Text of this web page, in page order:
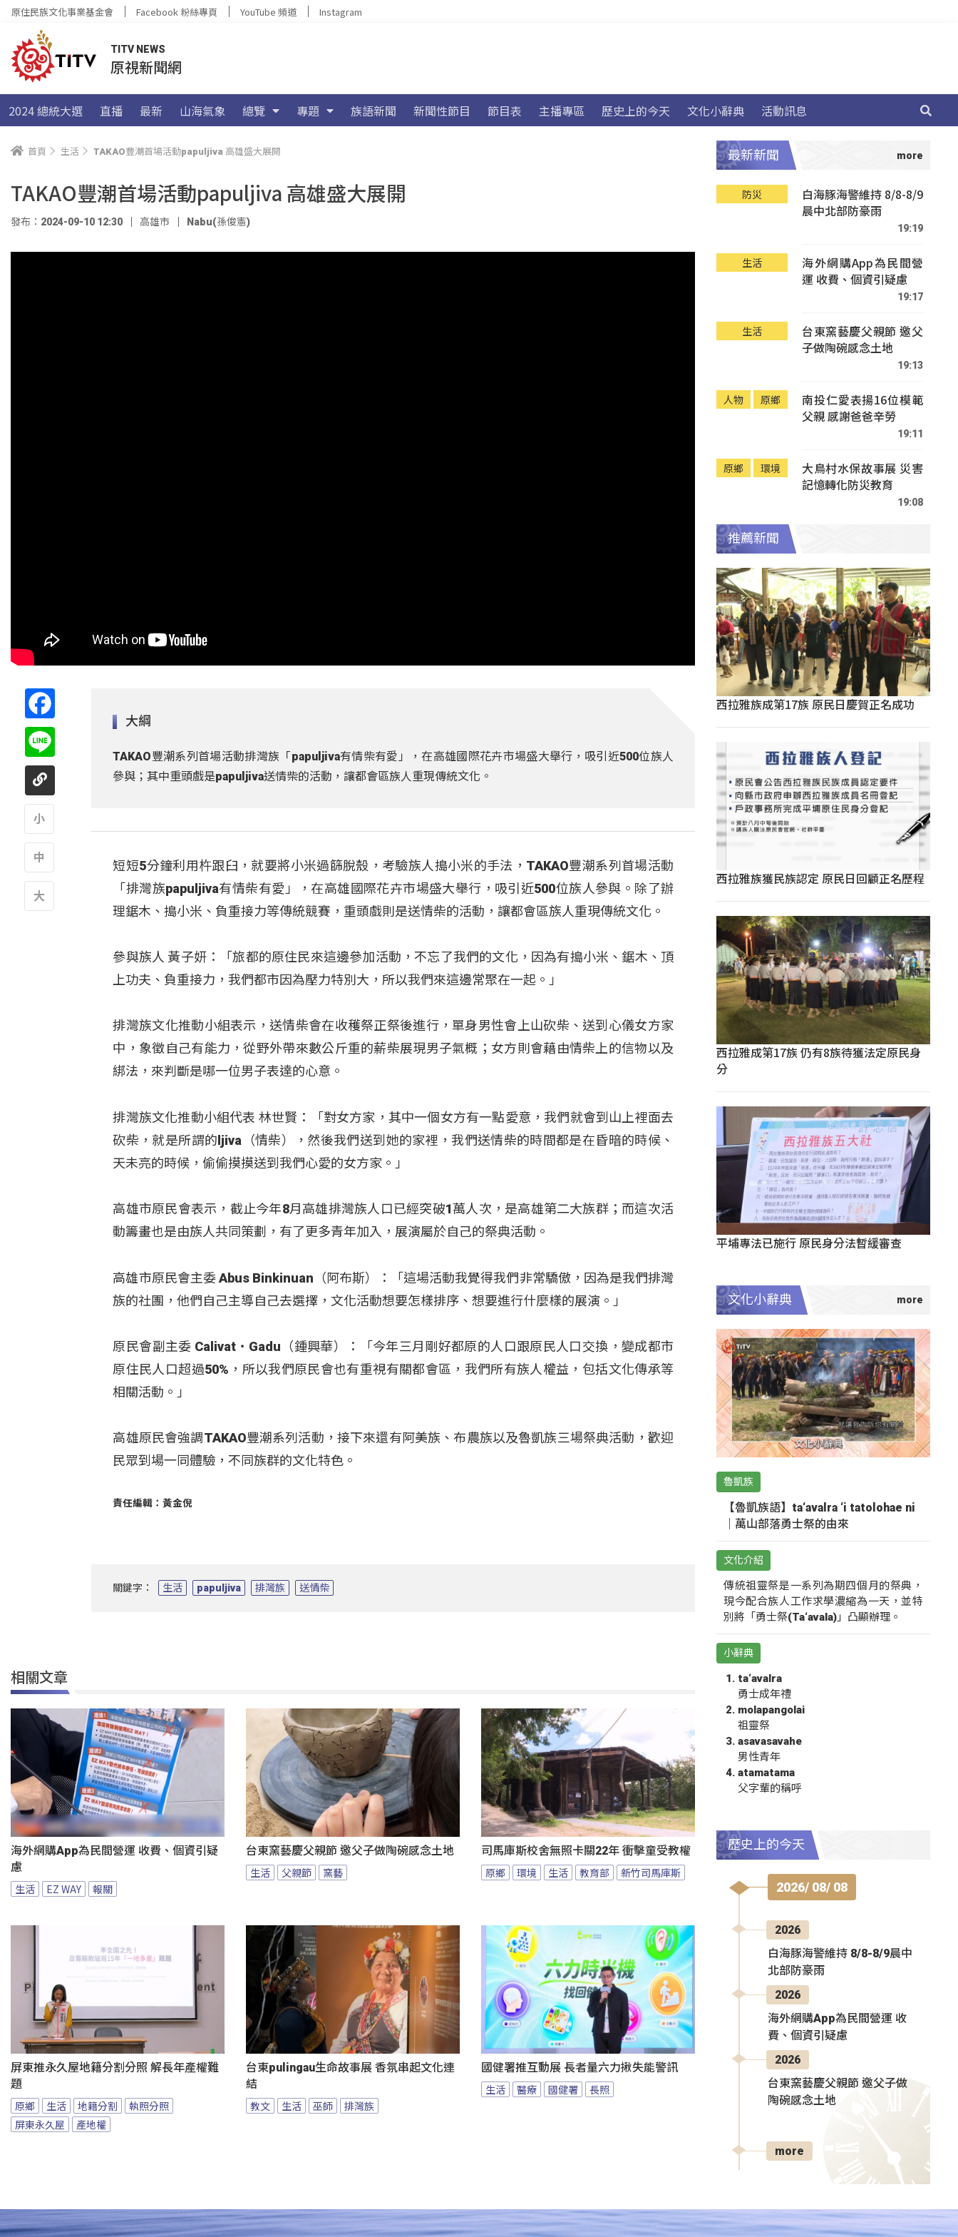
原住民族文化事業基金會 Facebook 粉絲專頁 YouTube 頻道 Instagram
TITV NEWS
原視新聞網
2024 總統大選 直播 最新 山海氣象 總覽 專題 族語新聞 新聞性節目 節目表 主播專區 歷史上的今天 文化小辭典 活動訊息
首頁 生活 TAKAO豐潮首場活動papuljiva 高雄盛大展開
TAKAO豐潮首場活動papuljiva 高雄盛大展開
發布：2024-09-10 12:30 高雄市 Nabu(孫俊憲)
大綱
TAKAO豐潮系列首場活動排灣族「papuljiva有情柴有愛」，在高雄國際花卉市場盛大舉行，吸引近500位族人
參與；其中重頭戲是papuljiva送情柴的活動，讓都會區族人重現傳統文化。
短短5分鐘利用杵跟臼，就要將小米過篩脫殼，考驗族人搗小米的手法，TAKAO豐潮系列首場活動
「排灣族papuljiva有情柴有愛」，在高雄國際花卉市場盛大舉行，吸引近500位族人參與。除了辦
理鋸木、搗小米、負重接力等傳統競賽，重頭戲則是送情柴的活動，讓都會區族人重現傳統文化。
參與族人 黃子妍：「旅都的原住民來這邊參加活動，不忘了我們的文化，因為有搗小米、鋸木、頂
上功夫、負重接力，我們都市因為壓力特別大，所以我們來這邊常聚在一起。」
排灣族文化推動小組表示，送情柴會在收穫祭正祭後進行，單身男性會上山砍柴、送到心儀女方家
中，象徵自己有能力，從野外帶來數公斤重的薪柴展現男子氣概；女方則會藉由情柴上的信物以及
綁法，來判斷是哪一位男子表達的心意。
排灣族文化推動小組代表 林世賢：「對女方家，其中一個女方有一點愛意，我們就會到山上裡面去
砍柴，就是所謂的ljiva（情柴），然後我們送到她的家裡，我們送情柴的時間都是在昏暗的時候、
天未亮的時候，偷偷摸摸送到我們心愛的女方家。」
高雄市原民會表示，截止今年8月高雄排灣族人口已經突破1萬人次，是高雄第二大族群；而這次活
動籌畫也是由族人共同策劃，有了更多青年加入，展演屬於自己的祭典活動。
高雄市原民會主委 Abus Binkinuan（阿布斯）：「這場活動我覺得我們非常驕傲，因為是我們排灣
族的社團，他們自己主導自己去選擇，文化活動想要怎樣排序、想要進行什麼樣的展演。」
原民會副主委 Calivat‧Gadu（鍾興華）：「今年三月剛好都原的人口跟原民人口交換，變成都市
原住民人口超過50%，所以我們原民會也有重視有關都會區，我們所有族人權益，包括文化傳承等
相關活動。」
高雄原民會強調TAKAO豐潮系列活動，接下來還有阿美族、布農族以及魯凱族三場祭典活動，歡迎
民眾到場一同體驗，不同族群的文化特色。
責任編輯：黃金倪
關鍵字： 生活 papuljiva 排灣族 送情柴
相關文章
海外網購App為民間營運 收費、個資引疑
慮
生活 EZ WAY 報關
台東窯藝慶父親節 邀父子做陶碗感念土地
生活 父親節 窯藝
司馬庫斯校舍無照卡關22年 衝擊童受教權
原鄉 環境 生活 教育部 新竹司馬庫斯
屏東推永久屋地籍分割分照 解長年產權難
題
原鄉 生活 地籍分割
執照分照
屏東永久屋
產地權
台東pulingau生命故事展 香氛串起文化連
結
教文 生活 巫師 排灣族
國健署推互動展 長者量六力揪失能警訊
生活 醫療 國健署 長照
最新新聞
防災
白海豚海警維持 8/8-8/9
晨中北部防豪雨
19:19
生活
海外網購App為民間營
運 收費、個資引疑慮
19:17
生活
台東窯藝慶父親節 邀父
子做陶碗感念土地
19:13
人物 原鄉
南投仁愛表揚16位模範
父親 感謝爸爸辛勞
19:11
原鄉 環境
大鳥村水保故事展 災害
記憶轉化防災教育
19:08
推薦新聞
西拉雅族成第17族 原民日慶賀正名成功
西拉雅族獲民族認定 原民日回顧正名歷程
西拉雅成第17族 仍有8族待獲法定原民身
分
平埔專法已施行 原民身分法暫緩審查
文化小辭典
魯凱族
【魯凱族語】ta‘avalra ‘i tatolohae ni
｜萬山部落勇士祭的由來
文化介紹
傳統祖靈祭是一系列為期四個月的祭典，
現今配合族人工作求學濃縮為一天，並特
別將「勇士祭(Ta‘avala)」凸顯辦理。
小辭典
ta‘avalra
勇士成年禮
molapangolai
祖靈祭
asavasavahe
男性青年
atamatama
父字輩的稱呼
歷史上的今天
2026/ 08/ 08
2026
白海豚海警維持 8/8-8/9晨中
北部防豪雨
2026
海外網購App為民間營運 收
費、個資引疑慮
2026
台東窯藝慶父親節 邀父子做
陶碗感念土地
more